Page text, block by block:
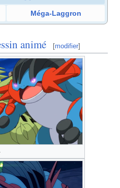
Méga-Laggron
animé [modifier]
.